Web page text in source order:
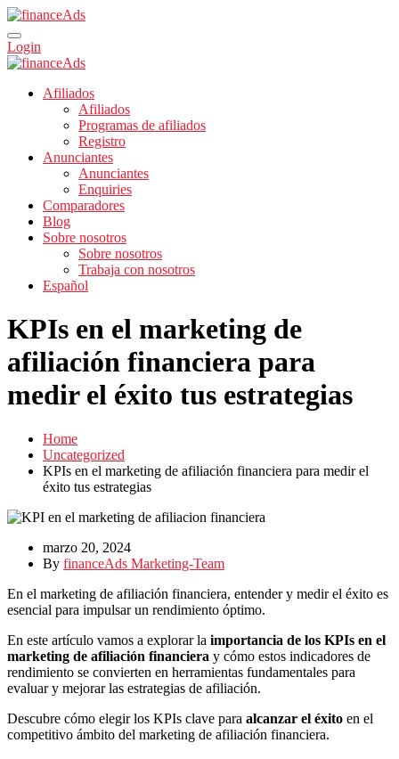
Login
Afiliados
Afiliados
Programas de afiliados
Registro
Anunciantes
Anunciantes
Enquiries
Comparadores
Blog
Sobre nosotros
Sobre nosotros
Trabaja con nosotros
Español
KPIs en el marketing de
afiliación financiera para
medir el éxito tus estrategias
Home
Uncategorized
KPIs en el marketing de afiliación financiera para medir el
éxito tus estrategias
marzo 20, 2024
By financeAds Marketing-Team
En el marketing de afiliación financiera, entender y medir el éxito es
esencial para impulsar un rendimiento óptimo.
En este artículo vamos a explorar la importancia de los KPIs en el
marketing de afiliación financiera y cómo estos indicadores de
rendimiento se convierten en herramientas fundamentales para
evaluar y mejorar las estrategias de afiliación.
Descubre cómo elegir los KPIs clave para alcanzar el éxito en el
competitivo ámbito del marketing de afiliación financiera.